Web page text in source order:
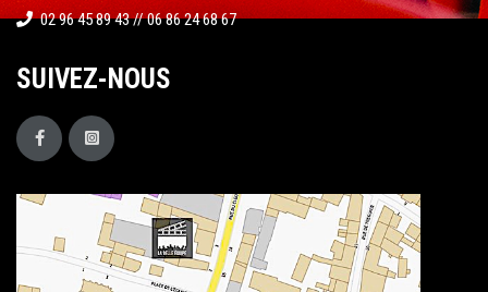
02 96 45 89 43 // 06 86 24 68 67
SUIVEZ-NOUS